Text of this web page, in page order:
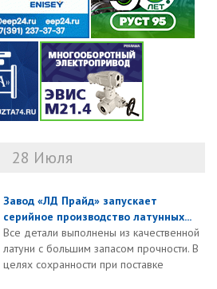
28 Июля
Завод «ЛД Прайд» запускает
серийное производство латунных...
Все детали выполнены из качественной
латуни с большим запасом прочности. В
целях сохранности при поставке